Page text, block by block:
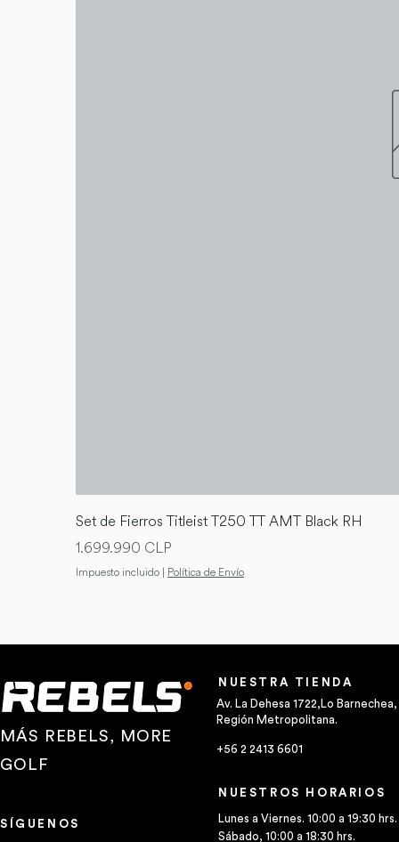
Set de Fierros Titleist T250 TT AMT Black RH
Precio
1.699.990 CLP
Impuesto incluido | Política de Envío
MÁS REBELS, MORE
GOLF
SÍGUENOS
NUESTRA TIENDA
Av. La Dehesa 1722,Lo Barnechea,
Región Metropolitana.
+56 2 2413 6601
NUESTROS HORARIOS
Lunes a Viernes. 10:00 a 19:30 hrs.
Sábado, 10:00 a 18:30 hrs.